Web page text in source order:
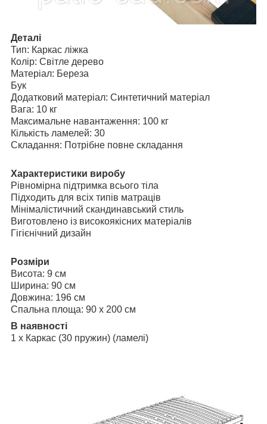
Деталі
Тип: Каркас ліжка
Колір: Світле дерево
Матеріал: Береза
Бук
Додатковий матеріал: Синтетичний матеріал
Вага: 10 кг
Максимальне навантаження: 100 кг
Кількість ламелей: 30
Складання: Потрібне повне складання
Характеристики виробу
Рівномірна підтримка всього тіла
Підходить для всіх типів матраців
Мінімалістичний скандинавський стиль
Виготовлено із високоякісних матеріалів
Гігієнічний дизайн
Розміри
Висота: 9 см
Ширина: 90 см
Довжина: 196 см
Спальна площа: 90 x 200 см
В наявності
1 x Каркас (30 пружин) (ламелі)